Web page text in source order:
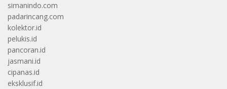
simanindo.com
padarincang.com
kolektor.id
pelukis.id
pancoran.id
jasmani.id
cipanas.id
eksklusif.id